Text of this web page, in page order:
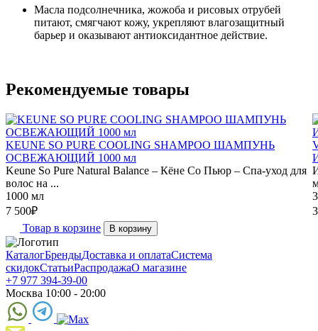
Масла подсолнечника, жожоба и рисовых отрубей
питают, смягчают кожу, укрепляют влагозащитный
барьер и оказывают антиоксидантное действие.
Рекомендуемые товары
KEUNE SO PURE COOLING SHAMPOO ШАМПУНЬ
ОСВЕЖАЮЩИЙ 1000 мл
Keune So Pure Natural Balance – Кёне Со Пьюр – Спа-уход для
волос на ...
1000 мл
7 500₽
Товар в корзине
В корзину
КаталогБрендыДоставка и оплатаСистема
скидокСтатьиРаспродажаО магазине
+7 977 394-39-00
Москва 10:00 - 20:00